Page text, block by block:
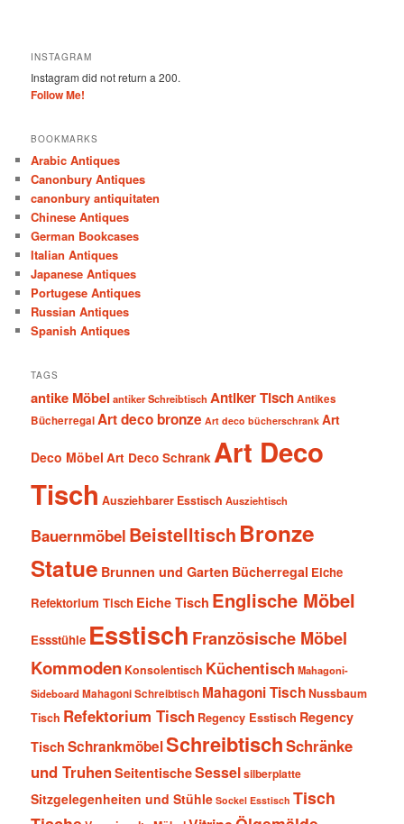
INSTAGRAM
Instagram did not return a 200.
Follow Me!
BOOKMARKS
Arabic Antiques
Canonbury Antiques
canonbury antiquitaten
Chinese Antiques
German Bookcases
Italian Antiques
Japanese Antiques
Portugese Antiques
Russian Antiques
Spanish Antiques
TAGS
antike Möbel antiker Schreibtisch Antiker TischAntikes
BücherregalArt deco bronze Art deco bücherschrank Art
Deco Möbel Art Deco Schrank Art Deco
Tisch Ausziehbarer Esstisch Ausziehtisch
Bauernmöbel Beistelltisch Bronze
Statue Brunnen und Garten Bücherregal Eiche
Refektorium Tisch Eiche Tisch Englische Möbel
Essstühle Esstisch Französische Möbel
Kommoden Konsolentisch Küchentisch Mahagoni-
SideboardMahagoni Schreibtisch Mahagoni TischNussbaum
Tisch Refektorium Tisch Regency Esstisch Regency
Tisch SchrankmöbelSchreibtischSchränke
und TruhenSeitentischeSesselsilberplatte
Sitzgelegenheiten und Stühle Sockel Esstisch Tisch